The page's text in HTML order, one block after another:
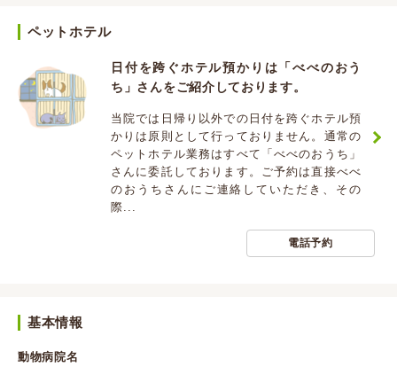
ペットホテル
日付を跨ぐホテル預かりは「べべのおう
ち」さんをご紹介しております。
当院では日帰り以外での日付を跨ぐホテル預
かりは原則として行っておりません。通常の
ペットホテル業務はすべて「べべのおうち」
さんに委託しております。ご予約は直接べべ
のおうちさんにご連絡していただき、その
際...
電話予約
基本情報
動物病院名